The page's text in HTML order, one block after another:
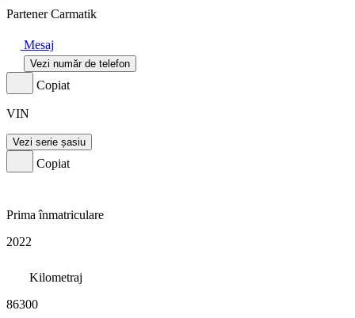
Partener Carmatik
Mesaj
Vezi număr de telefon
Copiat
VIN
Vezi serie șasiu
Copiat
Prima înmatriculare
2022
Kilometraj
86300